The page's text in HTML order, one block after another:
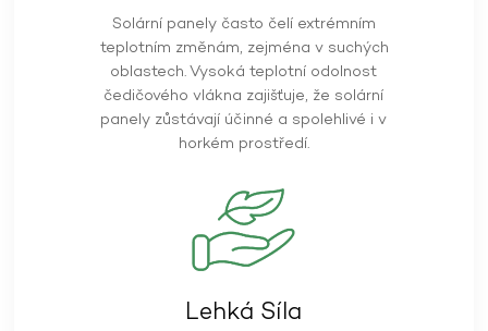
Solární panely často čelí extrémním
teplotním změnám, zejména v suchých
oblastech. Vysoká teplotní odolnost
čedičového vlákna zajišťuje, že solární
panely zůstávají účinné a spolehlivé i v
horkém prostředí.
Lehká Síla